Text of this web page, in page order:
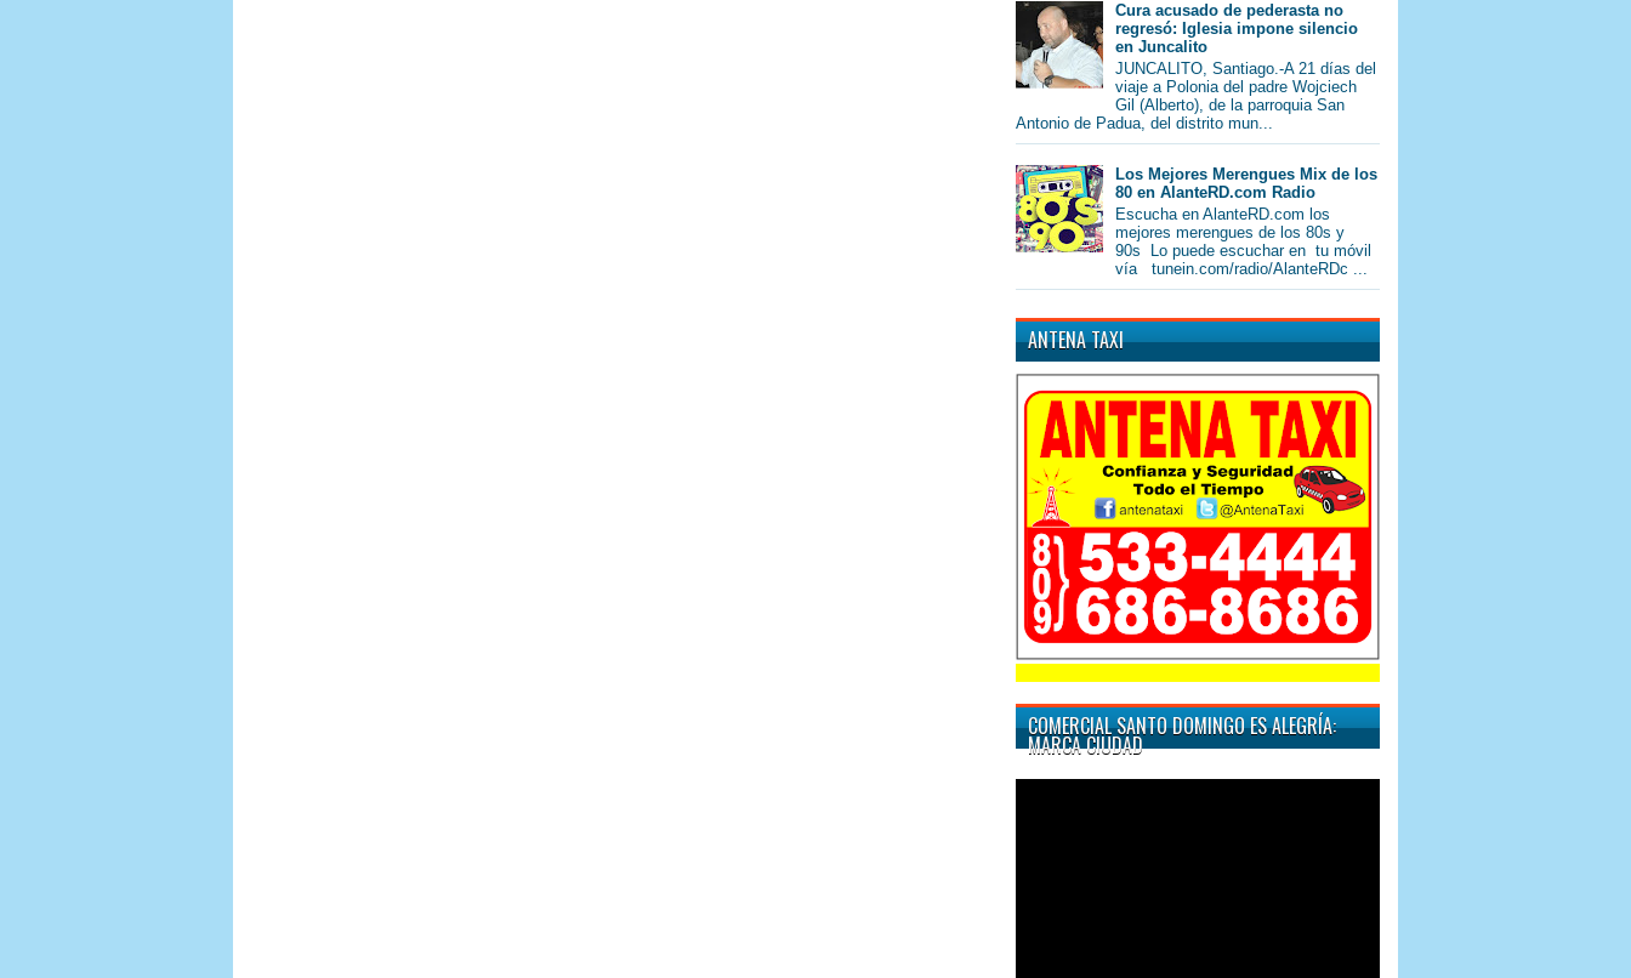
Cura acusado de pederasta no
regresó: Iglesia impone silencio
en Juncalito
JUNCALITO, Santiago.-A 21 días del
viaje a Polonia del padre Wojciech
Gil (Alberto), de la parroquia San
Antonio de Padua, del distrito mun...
Los Mejores Merengues Mix de los
80 en AlanteRD.com Radio
Escucha en AlanteRD.com los
mejores merengues de los 80s y
90s Lo puede escuchar en tu móvil
vía tunein.com/radio/AlanteRDc ...
ANTENA TAXI
COMERCIAL SANTO DOMINGO ES ALEGRÍA:
MARCA CIUDAD